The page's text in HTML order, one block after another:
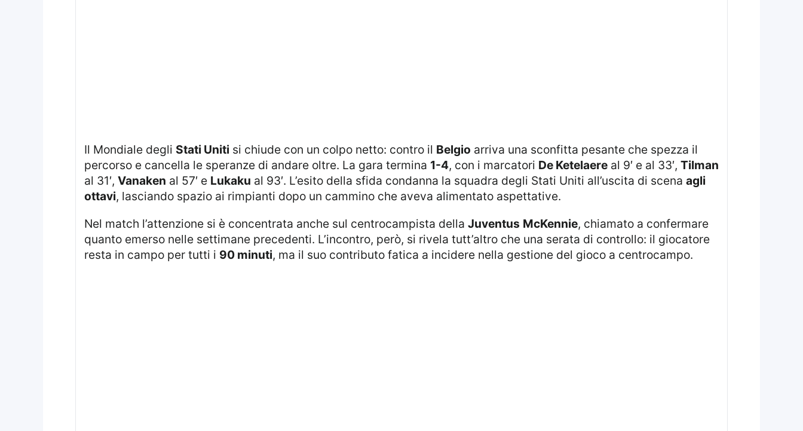
Il Mondiale degli Stati Uniti si chiude con un colpo netto: contro il Belgio arriva una sconfitta pesante che spezza il
percorso e cancella le speranze di andare oltre. La gara termina 1-4, con i marcatori De Ketelaereal 9′ e al 33′, Tilman
al 31′, Vanaken al 57′ e Lukaku al 93′. L’esito della sfida condanna la squadra degli Stati Uniti all’uscita di scena agli
ottavi, lasciando spazio ai rimpianti dopo un cammino che aveva alimentato aspettative.
Nel match l’attenzione si è concentrata anche sul centrocampista della Juventus McKennie, chiamato a confermare
quanto emerso nelle settimane precedenti. L’incontro, però, si rivela tutt’altro che una serata di controllo: il giocatore
resta in campo per tutti i 90 minuti, ma il suo contributo fatica a incidere nella gestione del gioco a centrocampo.